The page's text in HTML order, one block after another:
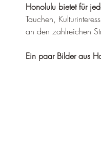
Honolulu bietet für
Tauchen,
an den zahlreichen
Ein paar Bilder aus